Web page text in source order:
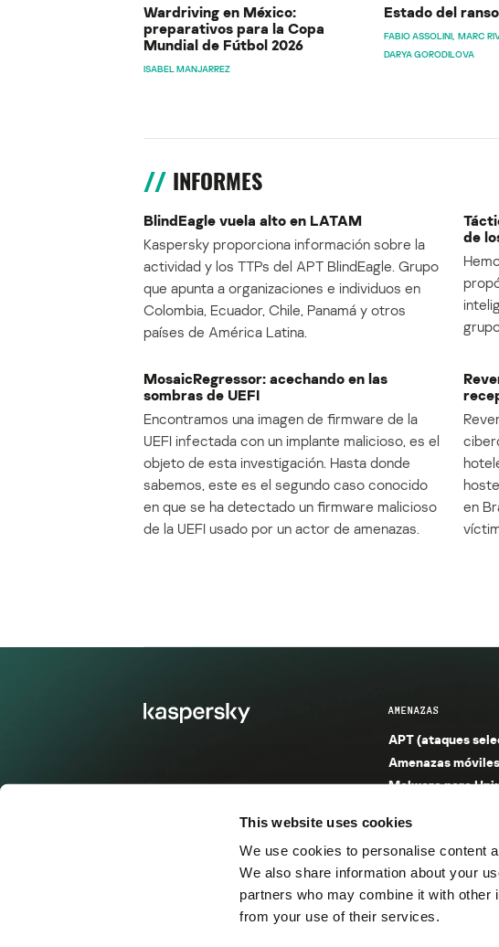
This website uses cookies
We use cookies to personalise content
We also share information about your
partners who may combine it with other
from your use of their services.
Wardriving en México:
preparativos para la Copa
Mundial de Fútbol 2026
ISABEL MANJARREZ
Estado del
FABIO ASSOLINI MARC
DARYA GORODILOVA
INFORMES
BlindEagle vuela alto en LATAM
Kaspersky proporciona información sobre la
actividad y los TTPs del APT BlindEagle. Grupo
que apunta a organizaciones e individuos en
Colombia, Ecuador, Chile, Panamá y otros
países de América Latina.
de
MosaicRegressor: acechando en las
sombras de UEFI
Encontramos una imagen de firmware de la
UEFI infectada con un implante malicioso, es el
objeto de esta investigación. Hasta donde
sabemos, este es el segundo caso conocido
en que se ha detectado un firmware malicioso
de la UEFI usado por un actor de amenazas.
en
AMENAZAS
APT (ataques
Amenazas móviles
Malware para
Entorno seguro
Amenazas
Amenazas
Spam y phishing